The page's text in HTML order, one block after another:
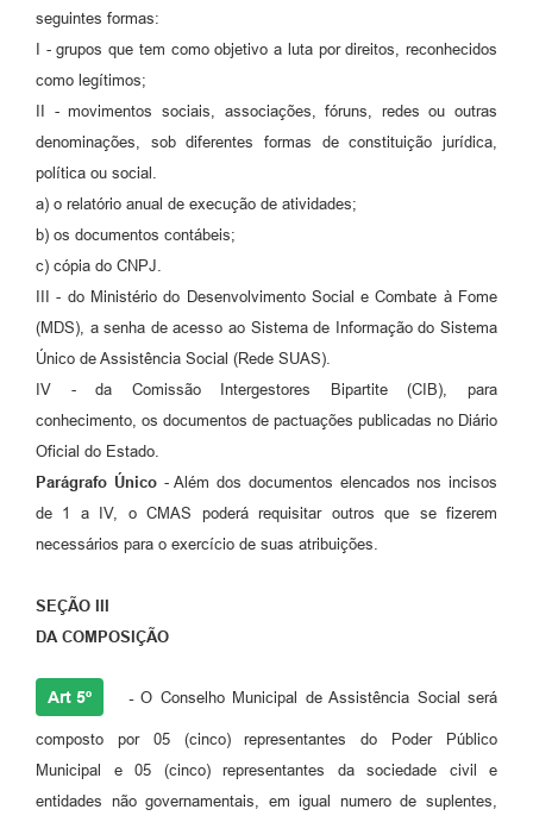
seguintes formas:
I - grupos que tem como objetivo a luta por direitos, reconhecidos
como legítimos;
II - movimentos sociais, associações, fóruns, redes ou outras
denominações, sob diferentes formas de constituição jurídica,
política ou social.
a) o relatório anual de execução de atividades;
b) os documentos contábeis;
c) cópia do CNPJ.
III - do Ministério do Desenvolvimento Social e Combate à Fome
(MDS), a senha de acesso ao Sistema de Informação do Sistema
Único de Assistência Social (Rede SUAS).
IV - da Comissão Intergestores Bipartite (CIB), para
conhecimento, os documentos de pactuações publicadas no Diário
Oficial do Estado.
Parágrafo Único- Além dos documentos elencados nos incisos
de 1 a IV, o CMAS poderá requisitar outros que se fizerem
necessários para o exercício de suas atribuições.
SEÇÃO III
DA COMPOSIÇÃO
Art 5º - O Conselho Municipal de Assistência Social será
composto por 05 (cinco) representantes do Poder Público
Municipal e 05 (cinco) representantes da sociedade civil e
entidades não governamentais, em igual numero de suplentes,